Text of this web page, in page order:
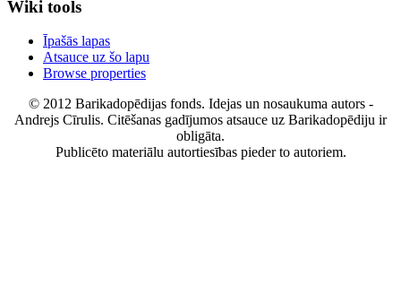
Wiki tools
Īpašās lapas
Atsauce uz šo lapu
Browse properties
© 2012 Barikadopēdijas fonds. Idejas un nosaukuma autors -
Andrejs Cīrulis. Citēšanas gadījumos atsauce uz Barikadopēdiju ir
obligāta.
Publicēto materiālu autortiesības pieder to autoriem.